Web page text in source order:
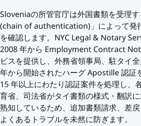
Sloveniaの所管官庁は外国書類を受理
(chain of authentication)」によって発
を確認します。NYC Legal & Notary
2008 年から Employment Contract
ビスを提供し、外務省領事局、駐タイ
年から開始されたハーグ Apostille 認証
15 年以上にわたり認証案件を処理し、
育省、司法省がタイ書類の様式・翻訳
熟知しているため、追加書類請求、差
よくあるトラブルを未然に防ぎます。